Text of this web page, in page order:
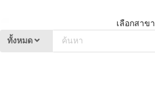
เลือกสาขา
ทั้งหมด